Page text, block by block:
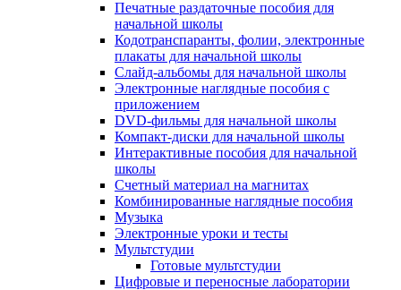
Печатные раздаточные пособия для
начальной школы
Кодотранспаранты, фолии, электронные
плакаты для начальной школы
Слайд-альбомы для начальной школы
Электронные наглядные пособия с
приложением
DVD-фильмы для начальной школы
Компакт-диски для начальной школы
Интерактивные пособия для начальной
школы
Счетный материал на магнитах
Комбинированные наглядные пособия
Музыка
Электронные уроки и тесты
Мультстудии
Готовые мультстудии
Цифровые и переносные лаборатории